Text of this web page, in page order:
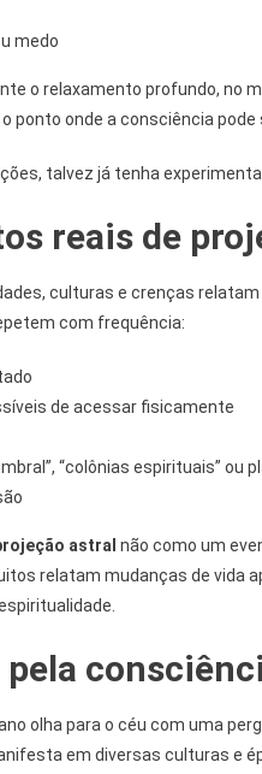
medo
o relaxamento profundo, no
ponto onde a consciência
talvez já tenha
reais de
culturas e crenças
com frequência:
de acessar fisicamente
“colônias espirituais” ou
astral não como um
relatam mudanças de vida
olha para o céu com uma
em diversas culturas e